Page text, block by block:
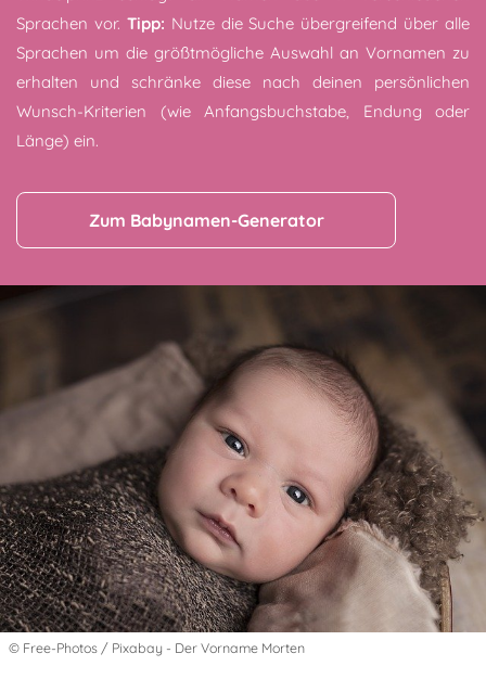
Sprachen vor. Tipp: Nutze die Suche übergreifend über alle
Sprachen um die größtmögliche Auswahl an Vornamen zu
erhalten und schränke diese nach deinen persönlichen
Wunsch-Kriterien (wie Anfangsbuchstabe, Endung oder
Länge) ein.
Zum Babynamen-Generator
© Free-Photos / Pixabay - Der Vorname Morten